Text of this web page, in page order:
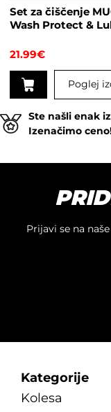
Set za čiščenje
Wash Protect &
21.99€
Poglej
Ste našli enak
Izenačimo
Prijavi se na
Kategorije
Kolesa